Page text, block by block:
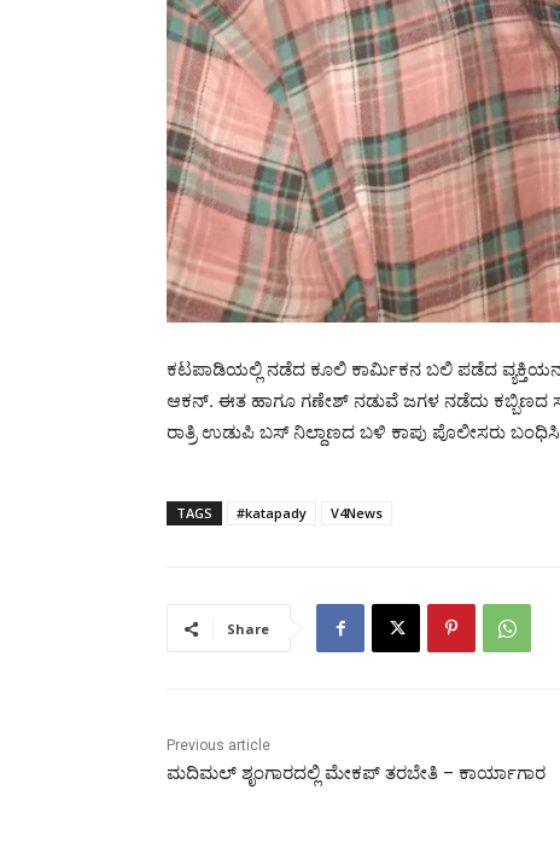
ಕಟಪಾಡಿಯಲ್ಲಿ ನಡೆದ ಕೂಲಿ ಕಾರ್ಮಿಕನ ಬಲಿ ಪಡೆದ
ಆಕನ್. ಈತ ಹಾಗೂ ಗಣೇಶ್ ನಡುವೆ ಜಗಳ ನಡೆದು ಕಬ್ಬಿಣದ
ರಾತ್ರಿ ಉಡುಪಿ ಬಸ್ ನಿಲ್ದಾಣದ ಬಳಿ ಕಾಪು ಪೊಲೀಸರು
TAGS #katapady V4News
Share
Previous article
ಮದಿಮಲ್ ಶೃಂಗಾರದಲ್ಲಿ ಮೇಕಪ್ ತರಬೇತಿ – ಕಾರ್ಯಾಗಾರ